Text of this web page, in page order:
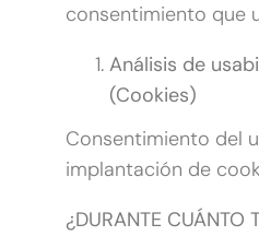
consentimiento que
Análisis de
(Cookies)
Consentimiento del
implantación de
¿DURANTE CUÁNTO